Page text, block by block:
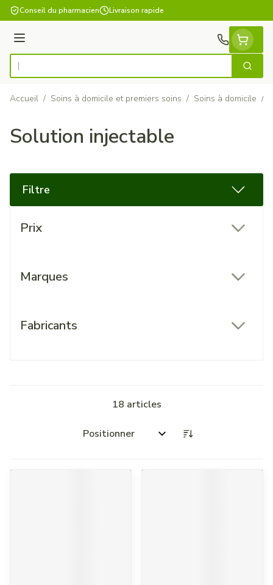
Aller au contenu
Conseil du pharmacien Livraison rapide
Menu
Rechercher
Accueil / Soins à domicile et premiers soins / Soins à domicile /
Solution injectable
Filtre
Prix
Marques
Fabricants
18 articles
Trier par: